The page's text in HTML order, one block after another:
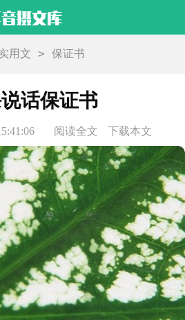
用文 > 保证书
话保证书
阅读全文 下载本文